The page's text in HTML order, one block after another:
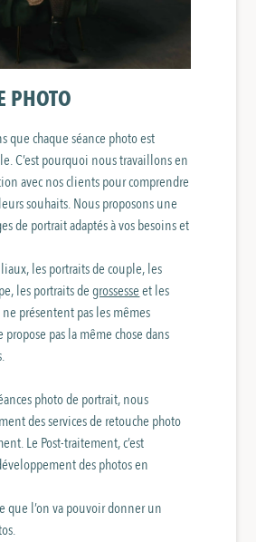
PHOTO
que chaque séance photo est
C’est pourquoi nous travaillons en
avec nos clients pour comprendre
souhaits. Nous proposons une
de portrait adaptés à vos besoins et
les portraits de couple, les
les portraits degrossesseet les
présentent pas les mêmes
pas la même chose dans
photo de portrait, nous
des services de retouche photo
Le Post-traitement, c’est
des photos en
que l’on va pouvoir donner un